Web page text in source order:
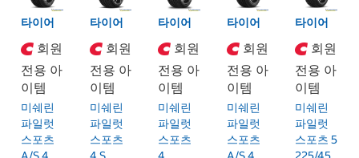
타이어
회원
전용 아
이템
미쉐린
파일럿
스포츠
타이어
회원
전용 아
이템
미쉐린
파일럿
스포츠
타이어
회원
전용 아
이템
미쉐린
파일럿
스포츠
타이어
회원
전용 아
이템
미쉐린
파일럿
스포츠
타이어
회원
전용 아
이템
미쉐린
파일럿
스포츠 5